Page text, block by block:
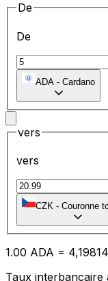
De
De
ADA - Cardano
vers
vers
CZK - Couronne
1.00 ADA = 4,
Taux interbancaire